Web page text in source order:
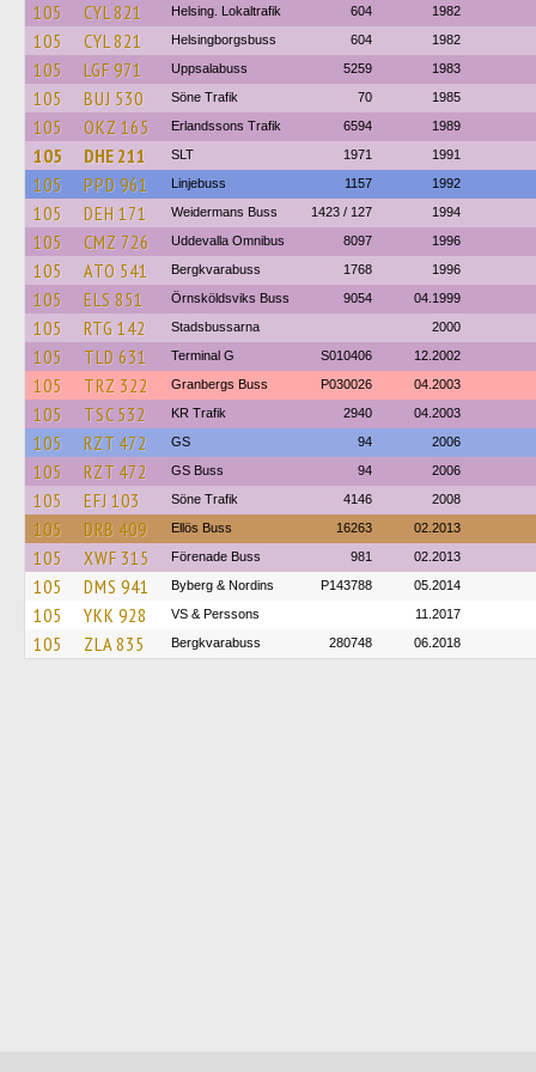
105 CYL 821 Helsing. Lokaltrafik 604 1982
105 CYL 821 Helsingborgsbuss 604 1982
105 LGF 971 Uppsalabuss 5259 1983
105 BUJ 530 Söne Trafik 70 1985
105 OKZ 165 Erlandssons Trafik 6594 1989
105 DHE 211 SLT 1971 1991
105 PPD 961 Linjebuss 1157 1992
105 DEH 171 Weidermans Buss 1423 / 127 1994
105 CMZ 726 Uddevalla Omnibus 8097 1996
105 ATO 541 Bergkvarabuss 1768 1996
105 ELS 851 Örnsköldsviks Buss 9054 04.1999
105 RTG 142 Stadsbussarna 2000
105 TLD 631 Terminal G S010406 12.2002
105 TRZ 322 Granbergs Buss P030026 04.2003
105 TSC 532 KR Trafik 2940 04.2003
105 RZT 472 GS 94 2006
105 RZT 472 GS Buss 94 2006
105 EFJ 103 Söne Trafik 4146 2008
105 DRB 409 Ellös Buss 16263 02.2013
105 XWF 315 Förenade Buss 981 02.2013
105 DMS 941 Byberg & Nordins P143788 05.2014
105 YKK 928 VS & Perssons 11.2017
105 ZLA 835 Bergkvarabuss 280748 06.2018